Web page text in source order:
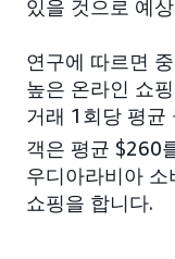
있을 것으로 예
연구에 따르면
높은 온라인 쇼
거래 1회당 평균
객은 평균 $260
우디아라비아
쇼핑을 합니다.